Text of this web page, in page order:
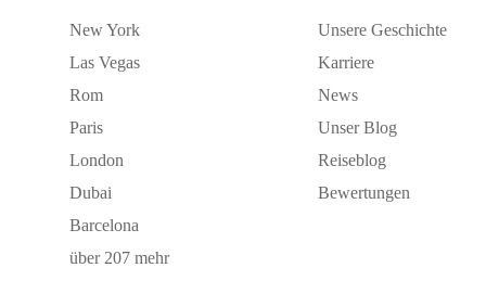
New York
Las Vegas
Rom
Paris
London
Dubai
Barcelona
über 207 mehr
Unsere Geschichte
Karriere
News
Unser Blog
Reiseblog
Bewertungen